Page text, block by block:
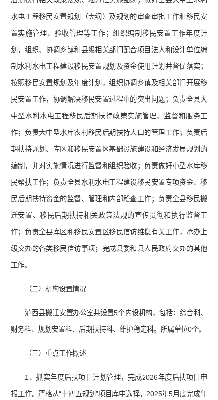
水电工程移民安置规划（大纲）及规划的审查审批工作和移民安
置实施管理、验收管理等工作；组织编制移民安置工作年度计
划，组织、协调乡镇和县级相关部门配合项目法人和设计单位编
制水利水电工程建设移民安置规划及资金使用计划并督促落实；
按照移民安置规划及年度计划，组织协调乡镇及相关部门开展移
民安置工作，协调解决移民安置过程中的突出问题；负责全县大
中型水利水电工程移民后期扶持政策实施管理、监督和服务工
作；负责大中型水库农村移民后期扶持人口的管理工作；负责后
期扶持规划、库区和移民安置区基础设施建设和经济发展规划的
编制，并对实施情况进行监督和组织验收；负责做好小型水库移
民帮扶工作；负责全县水利水电工程建设移民安置专项资金、移
民后期扶持资金的监督、管理和内部稽查工作；负责全县移民搬
迁安置、移民后期扶持相关政策法规的宣传贯彻和执行监督工
作；负责全县库区和移民安置区移民信访维稳有关工作，承办上
级交办的各类移民信访事项；完成县委和县人民政府交办的其他
工作。
（二）机构设置情况
泸西县搬迁安置办公室共设置5个内设机构，包括：综合科、
财务科、规划安置科、后期扶持科、维护稳定科。所属单位0个。
（三）重点工作概述
1、抓实年度后扶项目计划管理，完成2026年度后扶项目申
报工作。严格从“十四五规划”项目库中选择，2025年5月底完成年